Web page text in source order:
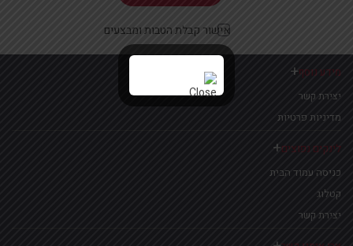
אישור קבלת הטבות ומבצעים
מידע נוסף
יצירת קשר
מדיניות פרטיות
לינקים נפוצים
כניסה עמוד הבית
קטלוג
יצירת קשר